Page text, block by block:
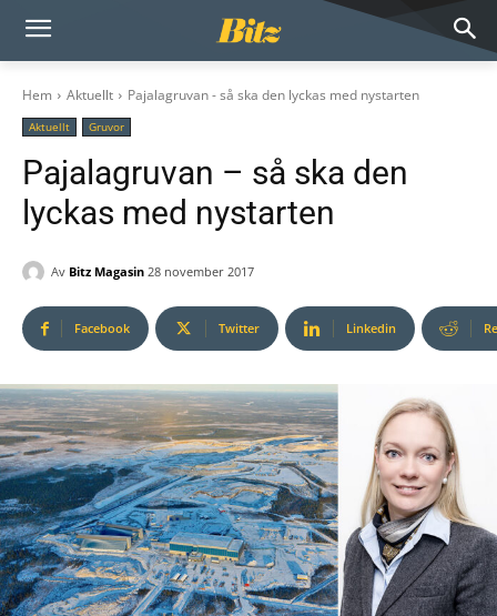
Hem Aktuellt Pajalagruvan - så ska den lyckas med nystarten
Aktuellt Gruvor
Pajalagruvan – så ska den
lyckas med nystarten
Av Bitz Magasin 28 november 2017
Facebook Twitter Linkedin